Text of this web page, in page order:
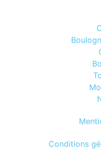
Conditions